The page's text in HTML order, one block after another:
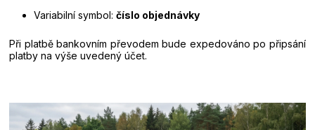
Variabilní symbol: číslo objednávky
Při platbě bankovním převodem bude expedováno po připsání
platby na výše uvedený účet.